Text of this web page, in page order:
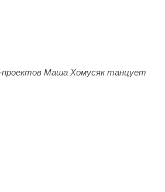
проектов Маша Хомусяк танцует